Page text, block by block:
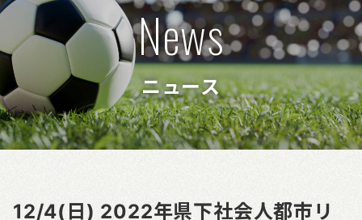
News
ニュース
12/4(日) 2022年県下社会人都市リ